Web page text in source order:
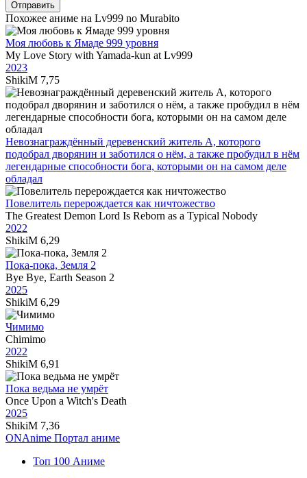
Отправить
Похожее аниме на Lv999 no Murabito
Моя любовь к Ямаде 999 уровня
My Love Story with Yamada-kun at Lv999
2023
ShikiM 7,75
Невознаграждённый деревенский житель А, которого
подобрал дворянин и заботился о нём, а также пробудил в нём
легендарные способности бога, которыми он на самом деле
обладал
Повелитель перерождается как ничтожество
The Greatest Demon Lord Is Reborn as a Typical Nobody
2022
ShikiM 6,29
Пока-пока, Земля 2
Bye Bye, Earth Season 2
2025
ShikiM 6,29
Чимимо
Chimimo
2022
ShikiM 6,91
Пока ведьма не умрёт
Once Upon a Witch's Death
2025
ShikiM 7,36
ONAnime Портал аниме
Топ 100 Аниме